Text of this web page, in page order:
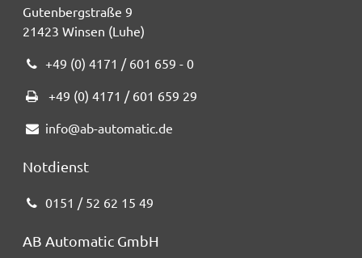
Gutenbergstraße 9
21423 Winsen (Luhe)
+49 (0) 4171 / 601 659 - 0
+49 (0) 4171 / 601 659 29
info@ab-automatic.de
Notdienst
0151 / 52 62 15 49
AB Automatic GmbH